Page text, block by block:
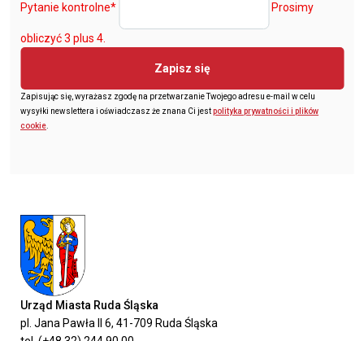
Pytanie kontrolne* Prosimy
obliczyć 3 plus 4.
Zapisz się
Zapisując się, wyrażasz zgodę na przetwarzanie Twojego adresu e-mail w celu
wysyłki newslettera i oświadczasz że znana Ci jestpolityka prywatności i plików
cookie.
Urząd Miasta Ruda Śląska
pl. Jana Pawła II 6, 41-709 Ruda Śląska